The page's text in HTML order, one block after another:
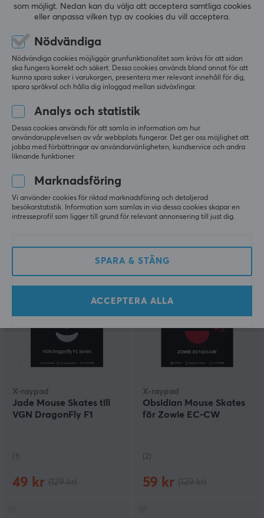
229 kr
(62)
Switch Kit - Gateron G
Pro 2.0 White (110pcs)
- M
499 kr
X-raypad
Jade Mouse Skates till
VGN DragonFly F1
(1)
49 kr
X-raypad
Obsidian Mouse Skates
för Zowie EC-CW
(2)
59 kr
som möjligt. Nedan kan du välja att acceptera samtliga cookies
eller anpassa vilken typ av cookies du vill acceptera.
Nödvändiga
Nödvändiga cookies möjliggör grunfunktionalitet som krävs för att sidan
ska fungera korrekt och säkert. Dessa cookies används bland annat för att
kunna spara saker i varukorgen, presentera mer relevant innehåll för dig,
spara språkval och hålla dig inloggad mellan sidväxlingar.
Analys och statistik
Dessa cookies används för att samla in information om hur
användarupplevelsen av vår webbplats fungerar. Det ger oss möjlighet att
jobba med förbättringar av användarvänligheten, kundservice och andra
liknande funktioner.
Marknadsföring
Vi använder cookies för riktad marknadsföring och detaljerad
besökarstatistik. Information som samlas in via dessa cookies skapar en
intresseprofil som ligger till grund för relevant annonsering till just dig.
SPARA & STÄNG
ACCEPTERA ALLA